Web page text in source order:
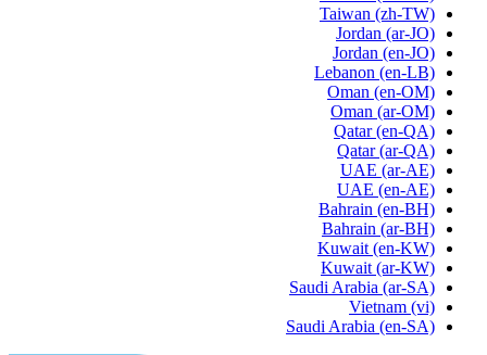
Taiwan (zh-TW)
Jordan (ar-JO)
Jordan (en-JO)
Lebanon (en-LB)
Oman (en-OM)
Oman (ar-OM)
Qatar (en-QA)
Qatar (ar-QA)
UAE (ar-AE)
UAE (en-AE)
Bahrain (en-BH)
Bahrain (ar-BH)
Kuwait (en-KW)
Kuwait (ar-KW)
Saudi Arabia (ar-SA)
Vietnam (vi)
Saudi Arabia (en-SA)